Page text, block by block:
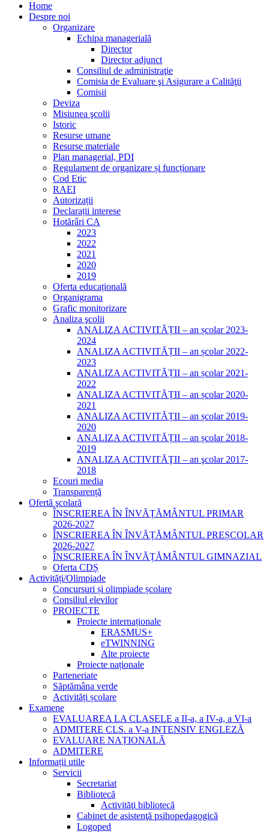
Home
Despre noi
Organizare
Echipa managerială
Director
Director adjunct
Consiliul de administraţie
Comisia de Evaluare şi Asigurare a Calităţii
Comisii
Deviza
Misiunea şcolii
Istoric
Resurse umane
Resurse materiale
Plan managerial, PDI
Regulament de organizare și funcționare
Cod Etic
RAEI
Autorizații
Declarații interese
Hotărâri CA
2023
2022
2021
2020
2019
Oferta educațională
Organigrama
Grafic monitorizare
Analiza şcolii
ANALIZA ACTIVITĂȚII – an școlar 2023-
2024
ANALIZA ACTIVITĂȚII – an școlar 2022-
2023
ANALIZA ACTIVITĂȚII – an școlar 2021-
2022
ANALIZA ACTIVITĂȚII – an școlar 2020-
2021
ANALIZA ACTIVITĂȚII – an școlar 2019-
2020
ANALIZA ACTIVITĂȚII – an școlar 2018-
2019
ANALIZA ACTIVITĂŢII – an şcolar 2017-
2018
Ecouri media
Transparență
Ofertă şcolară
ÎNSCRIEREA ÎN ÎNVĂȚĂMÂNTUL PRIMAR
2026-2027
ÎNSCRIEREA ÎN ÎNVĂȚĂMÂNTUL PREȘCOLAR
2026-2027
ÎNSCRIEREA ÎN ÎNVĂȚĂMÂNTUL GIMNAZIAL
Oferta CDȘ
Activități/Olimpiade
Concursuri și olimpiade școlare
Consiliul elevilor
PROIECTE
Proiecte internaționale
ERASMUS+
eTWINNING
Alte proiecte
Proiecte naționale
Parteneriate
Săptămâna verde
Activități școlare
Examene
EVALUAREA LA CLASELE a II-a, a IV-a, a VI-a
ADMITERE CLS. a V-a INTENSIV ENGLEZĂ
EVALUARE NAȚIONALĂ
ADMITERE
Informații utile
Servicii
Secretariat
Bibliotecă
Activităţi bibliotecă
Cabinet de asistenţă psihopedagogică
Logoped